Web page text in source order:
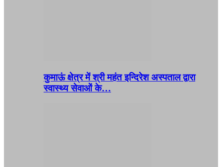
कुमाऊं क्षेत्र में श्री महंत इन्दिरेश अस्पताल द्वारा
स्वास्थ्य सेवाओं के…